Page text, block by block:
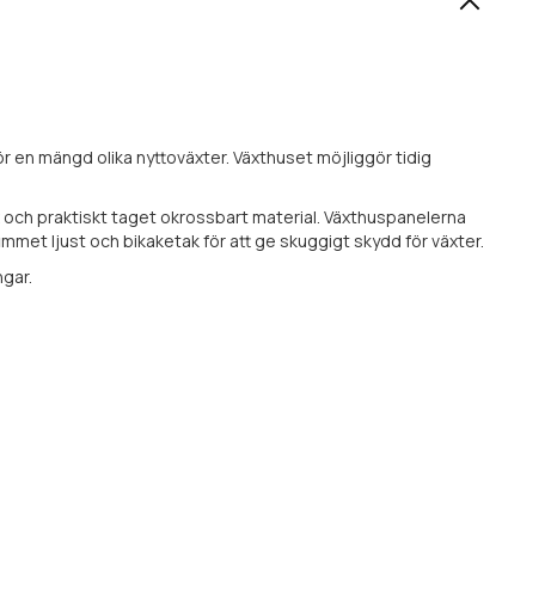
mängd olika nyttoväxter. Växthuset möjliggör tidig
praktiskt taget okrossbart material. Växthuspanelerna
ljust och bikaketak för att ge skuggigt skydd för växter.